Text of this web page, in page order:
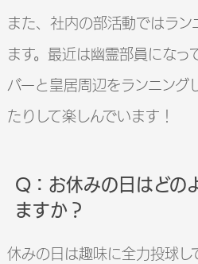
また、社内の部活動ではラン
ます。最近は幽霊部員になっ
バーと皇居周辺をランニング
たりして楽しんでいます！
Q：お休みの日はどの
ますか？
休みの日は趣味に全力投球し